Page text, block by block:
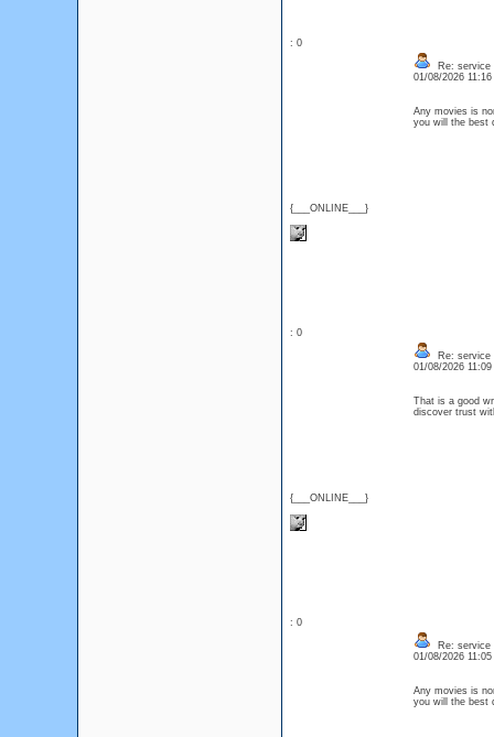
: 0
{___ONLINE___}
Re: service
01/08/2026
Any movies is
you will the
: 0
{___ONLINE___}
Re: service
01/08/2026
That is a good
discover trust
: 0
Re: service
01/08/2026
Any movies is
you will the